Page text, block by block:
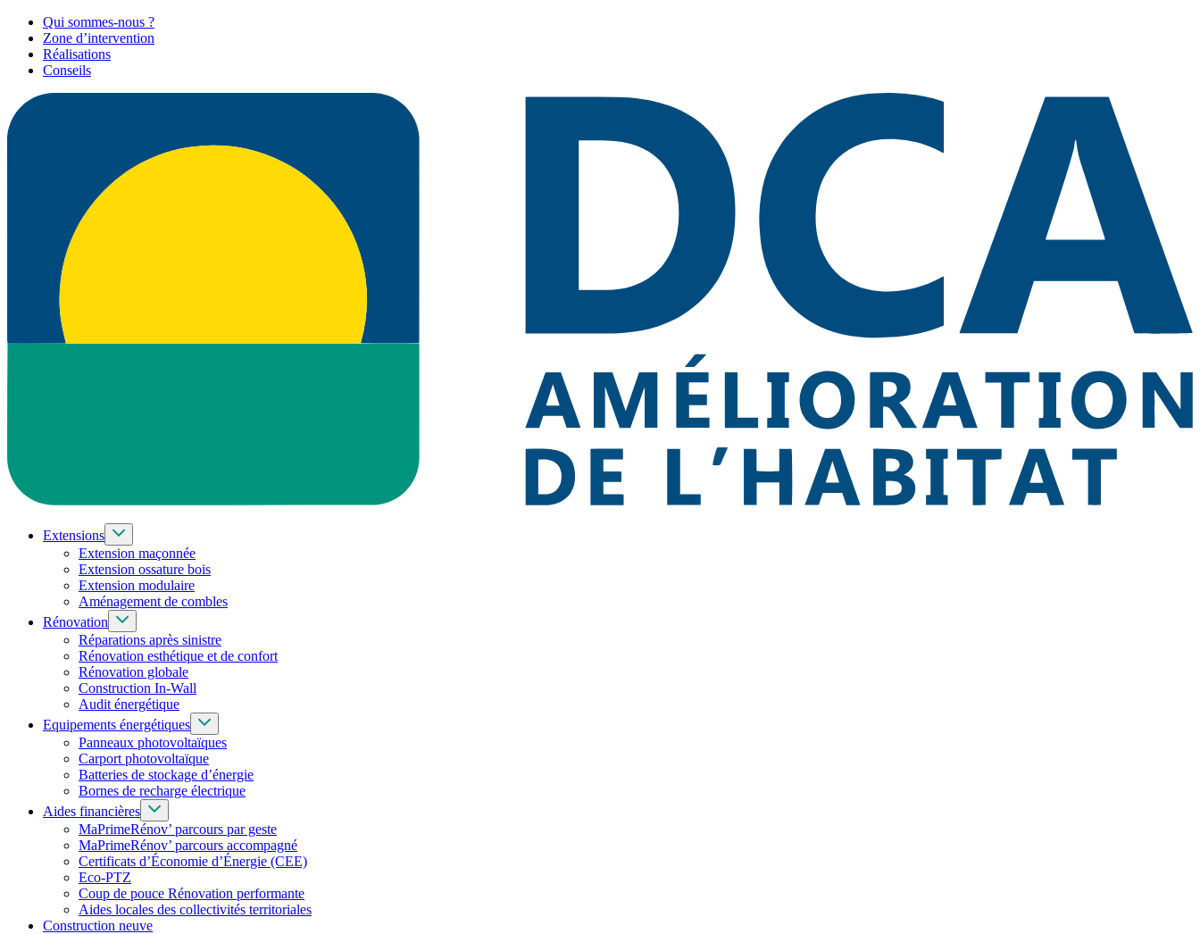
Qui sommes-nous ?
Zone d’intervention
Réalisations
Conseils
Extensions
Extension maçonnée
Extension ossature bois
Extension modulaire
Aménagement de combles
Rénovation
Réparations après sinistre
Rénovation esthétique et de confort
Rénovation globale
Construction In-Wall
Audit énergétique
Equipements énergétiques
Panneaux photovoltaïques
Carport photovoltaïque
Batteries de stockage d’énergie
Bornes de recharge électrique
Aides financières
MaPrimeRénov’ parcours par geste
MaPrimeRénov’ parcours accompagné
Certificats d’Économie d’Énergie (CEE)
Eco-PTZ
Coup de pouce Rénovation performante
Aides locales des collectivités territoriales
Construction neuve